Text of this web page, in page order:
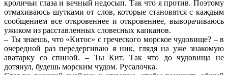
кроличьи глаза и вечный недосып. Так что я против. Поэтому
отмахиваюсь шутками от слов, которые становятся с каждым
сообщением все откровеннее и откровеннее, выворачиваюсь
ужиком из расставленных словесных капканов.
– Ты знаешь, что «Китос» с греческого морское чудовище? – в
очередной раз передергиваю я ник, глядя на уже знакомую
аватарку со спиной. – Ты Кит. Так что до чудовища не
дотянул, будешь морским чудом. Русалочка.